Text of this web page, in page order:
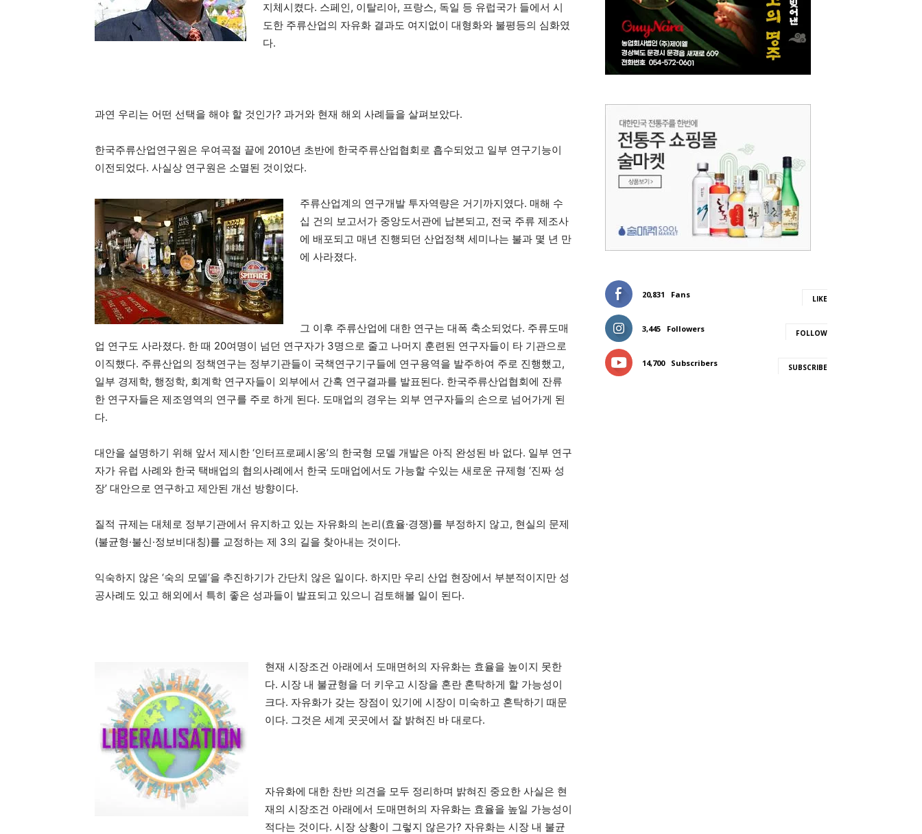
지체시켰다. 스페인, 이탈리아, 프랑스, 독일 등 유럽국가 들에서 시
도한 주류산업의 자유화 결과도 여지없이 대형화와 불평등의 심화였
다.
과연 우리는 어떤 선택을 해야 할 것인가? 과거와 현재 해외 사례들을 살펴보았다.
한국주류산업연구원은 우여곡절 끝에 2010년 초반에 한국주류산업협회로 흡수되었고 일부 연구기능이
이전되었다. 사실상 연구원은 소멸된 것이었다.
주류산업계의 연구개발 투자역량은 거기까지였다. 매해 수
십 건의 보고서가 중앙도서관에 납본되고, 전국 주류 제조사
에 배포되고 매년 진행되던 산업정책 세미나는 불과 몇 년 만
에 사라졌다.
그 이후 주류산업에 대한 연구는 대폭 축소되었다. 주류도매
업 연구도 사라졌다. 한 때 20여명이 넘던 연구자가 3명으로 줄고 나머지 훈련된 연구자들이 타 기관으로
이직했다. 주류산업의 정책연구는 정부기관들이 국책연구기구들에 연구용역을 발주하여 주로 진행했고,
일부 경제학, 행정학, 회계학 연구자들이 외부에서 간혹 연구결과를 발표된다. 한국주류산업협회에 잔류
한 연구자들은 제조영역의 연구를 주로 하게 된다. 도매업의 경우는 외부 연구자들의 손으로 넘어가게 된
다.
대안을 설명하기 위해 앞서 제시한 ‘인터프로페시옹’의 한국형 모델 개발은 아직 완성된 바 없다. 일부 연구
자가 유럽 사례와 한국 택배업의 협의사례에서 한국 도매업에서도 가능할 수있는 새로운 규제형 ‘진짜 성
장’ 대안으로 연구하고 제안된 개선 방향이다.
질적 규제는 대체로 정부기관에서 유지하고 있는 자유화의 논리(효율·경쟁)를 부정하지 않고, 현실의 문제
(불균형·불신·정보비대칭)를 교정하는 제 3의 길을 찾아내는 것이다.
익숙하지 않은 ‘숙의 모델’을 추진하기가 간단치 않은 일이다. 하지만 우리 산업 현장에서 부분적이지만 성
공사례도 있고 해외에서 특히 좋은 성과들이 발표되고 있으니 검토해볼 일이 된다.
현재 시장조건 아래에서 도매면허의 자유화는 효율을 높이지 못한
다. 시장 내 불균형을 더 키우고 시장을 혼란 혼탁하게 할 가능성이
크다. 자유화가 갖는 장점이 있기에 시장이 미숙하고 혼탁하기 때문
이다. 그것은 세계 곳곳에서 잘 밝혀진 바 대로다.
자유화에 대한 찬반 의견을 모두 정리하며 밝혀진 중요한 사실은 현
재의 시장조건 아래에서 도매면허의 자유화는 효율을 높일 가능성이
적다는 것이다. 시장 상황이 그렇지 않은가? 자유화는 시장 내 불균
20,831 Fans LIKE
3,445 Followers FOLLOW
14,700 Subscribers SUBSCRIBE